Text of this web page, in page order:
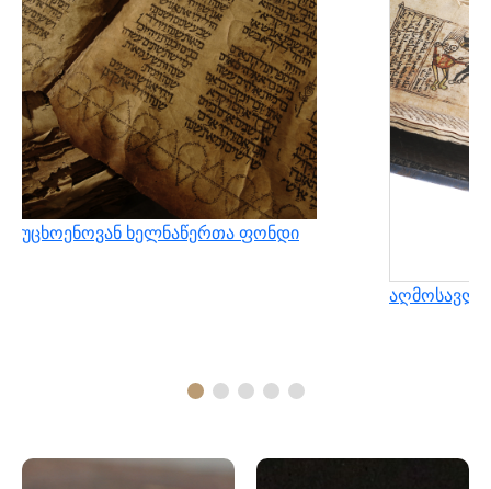
უცხოენოვან ხელნაწერთა ფონდი